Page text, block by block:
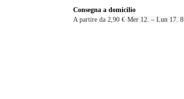
Consegna a domicilio
A partire da 2,90 €·Mer 12. – Lun 17. 8.